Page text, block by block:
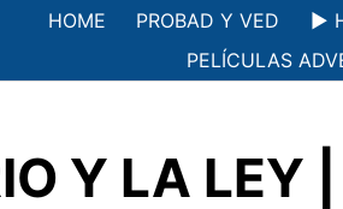
HOME PROBAD Y VED ▶️
PELÍCULAS
Y LA